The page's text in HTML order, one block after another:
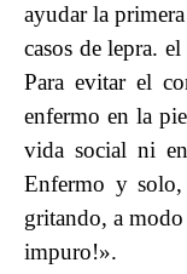
ayudar la
casos de lepra.
Para evitar el
enfermo en la
vida social ni
Enfermo y solo,
gritando, a
impuro!».